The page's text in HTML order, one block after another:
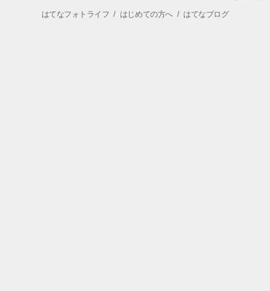
はてなフォトライフ / はじめての方へ/ はてなブログ